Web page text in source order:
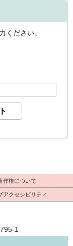
ください。
作権について
アクセシビリティ
1